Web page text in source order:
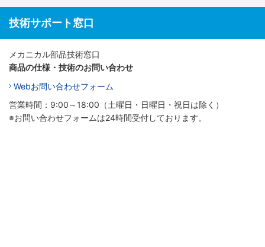
技術サポート窓口
メカニカル部品技術窓口
商品の仕様・技術のお問い合わせ
Webお問い合わせフォーム
営業時間：9:00～18:00（土曜日・日曜日・祝日は除く）
※お問い合わせフォームは24時間受付しております。